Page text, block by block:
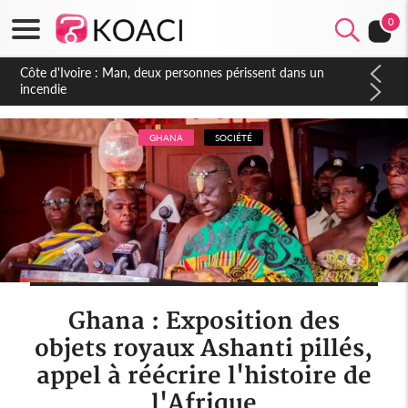
0
Côte d'Ivoire : Séileu, la célébration de la fête nationale
transformée en vaste campagne contre les produits
dépigmentants dangereux
GHANA SOCIÉTÉ
Ghana : Exposition des
objets royaux Ashanti pillés,
appel à réécrire l'histoire de